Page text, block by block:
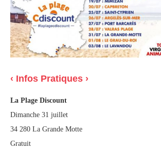
‹ Infos Pratiques ›
La Plage Discount
Dimanche 31 juillet
34 280 La Grande Motte
Gratuit